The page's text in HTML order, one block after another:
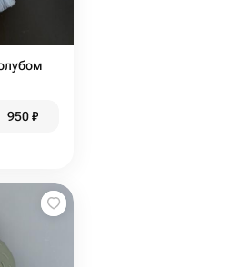
950₽